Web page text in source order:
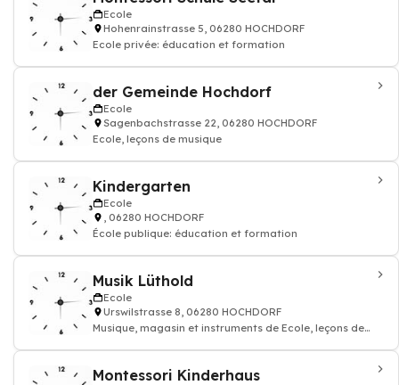
Ecole
Hohenrainstrasse 5, 06280 HOCHDORF
Ecole privée: éducation et formation
der Gemeinde Hochdorf
Ecole
Sagenbachstrasse 22, 06280 HOCHDORF
Ecole, leçons de musique
Kindergarten
Ecole
, 06280 HOCHDORF
École publique: éducation et formation
Musik Lüthold
Ecole
Urswilstrasse 8, 06280 HOCHDORF
Musique, magasin et instruments de Ecole, leçons de
Montessori Kinderhaus